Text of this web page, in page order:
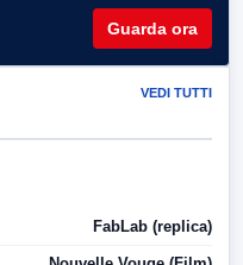
Guarda ora
VEDI TUTTI
FabLab (replica)